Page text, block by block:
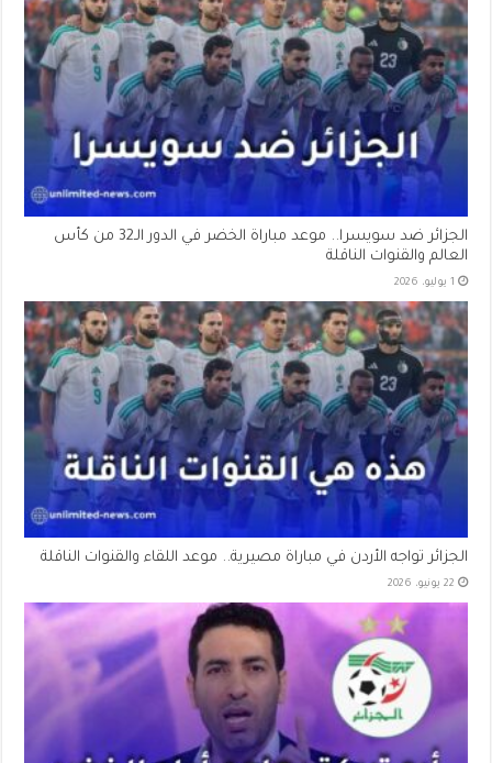
الجزائر ضد سويسرا.. موعد مباراة الخضر في الدور الـ32 من كأس
العالم والقنوات الناقلة
1 يوليو، 2026
الجزائر تواجه الأردن في مباراة مصيرية.. موعد اللقاء والقنوات الناقلة
22 يونيو، 2026